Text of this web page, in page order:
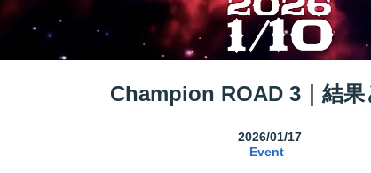
Champion ROAD 3｜結果
2026/01/17
Event